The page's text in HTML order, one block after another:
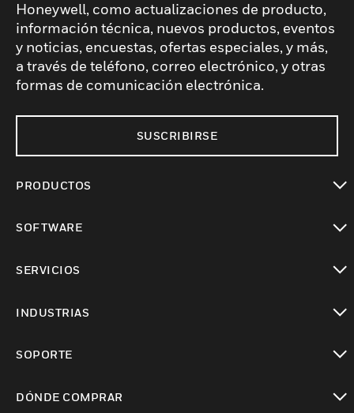
Honeywell, como actualizaciones de producto,
información técnica, nuevos productos, eventos
y noticias, encuestas, ofertas especiales, y más,
a través de teléfono, correo electrónico, y otras
formas de comunicación electrónica.
SUSCRIBIRSE
PRODUCTOS
SOFTWARE
SERVICIOS
INDUSTRIAS
SOPORTE
DÓNDE COMPRAR